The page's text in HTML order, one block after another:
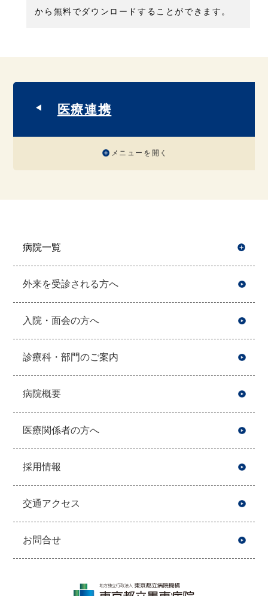
から無料でダウンロードすることができます。
医療連携
メニューを開く
病院一覧
外来を受診される方へ
入院・面会の方へ
診療科・部門のご案内
病院概要
医療関係者の方へ
採用情報
交通アクセス
お問合せ